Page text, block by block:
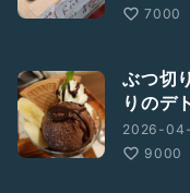
7000
ぶつ切
りのデ
2026-
9000